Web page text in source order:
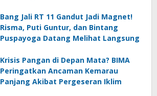
Bang Jali RT 11 Gandut Jadi Magnet!
Risma, Puti Guntur, dan Bintang
Puspayoga Datang Melihat Langsung
Krisis Pangan di Depan Mata? BIMA
Peringatkan Ancaman Kemarau
Panjang Akibat Pergeseran Iklim